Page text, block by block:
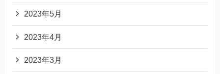
2023年5月
2023年4月
2023年3月